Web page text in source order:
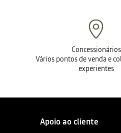
Concessionários
Vários pontos de venda e
experientes
Apoio ao cliente